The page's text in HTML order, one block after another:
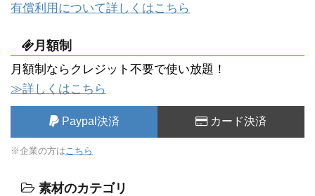
有償利用について詳しくはこちら
月額制
月額制ならクレジット不要で使い放題！
≫詳しくはこちら
Paypal決済 カード決済
※企業の方は こちら
素材のカテゴリ